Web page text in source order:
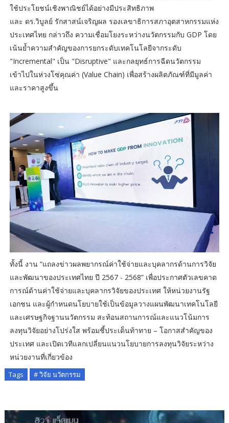
ใช้ประโยชน์เชิงพาณิชย์ได้อย่างมีประสิทธิภาพ
และ ดร.วิบูลย์ รักสาสน์เจริญผล รองเลขาธิการสภาอุตสาหกรรมแห่ง
ประเทศไทย กล่าวถึง ความเชื่อมโยงระหว่างนวัตกรรมกับ GDP โดย
เน้นย้ำความสำคัญของการยกระดับเทคโนโลยีจากระดับ
"Incremental" เป็น "Disruptive" และกลยุทธ์การฉีดนวัตกรรม
เข้าไปในห่วงโซ่คุณค่า (Value Chain) เพื่อสร้างผลิตภัณฑ์ที่มีมูลค่า
และราคาสูงขึ้น
ทั้งนี้ งาน “แถลงข่าวผลพยากรณ์ค่าใช้จ่ายและบุคลากรด้านการวิจัย
และพัฒนาของประเทศไทย ปี 2567 - 2568” เพื่อประกาศตัวเลขคาด
การณ์ด้านค่าใช้จ่ายและบุคลากรวิจัยของประเทศ ให้หน่วยงานรัฐ
เอกชน และผู้กำหนดนโยบายใช้เป็นข้อมูลวางแผนพัฒนาเทคโนโลยี
และเศรษฐกิจฐานนวัตกรรม สะท้อนสถานการณ์และแนวโน้มการ
ลงทุนวิจัยอย่างโปร่งใส พร้อมชี้ประเด็นท้าทาย – โอกาสสำคัญของ
ประเทศ และเปิดเวทีแลกเปลี่ยนแนวนโยบายการลงทุนวิจัยระหว่าง
หน่วยงานที่เกี่ยวข้อง
Tags # วิจัย นวัตกรรม